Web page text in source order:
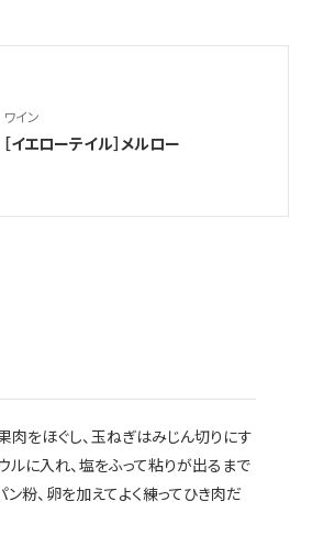
ワイン
［イエローテイル］メルロー
肉をほぐし、玉ねぎはみじん切りにす
ルに入れ、塩をふって粘りが出るまで
ン粉、卵を加えてよく練ってひき肉だ